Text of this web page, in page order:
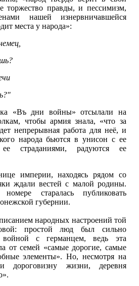
торжество правды, и пессимизм,
нашей изнервничавшейся
места у народа»:
«Въ дни войны» отсылали на
чтобы армия знала, «что за
непрерывная работа для неё, и
народа бьются в унисон с ее
страданиями, радуются ее
империи, находясь рядом со
ждали вестей с малой родины.
старалась публиковать
губернии.
народных настроений той
простой люд был сильно
войной с германцем, ведь эта
от семей «самые дорогие, самые
элементы». Но, несмотря на
дороговизну жизни, деревня